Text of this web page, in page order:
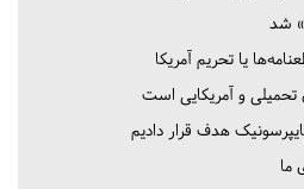
شد
یا تحریم‌ آمریکا
تحمیلی و آمریکایی است
هدف قرار دادیم
ما